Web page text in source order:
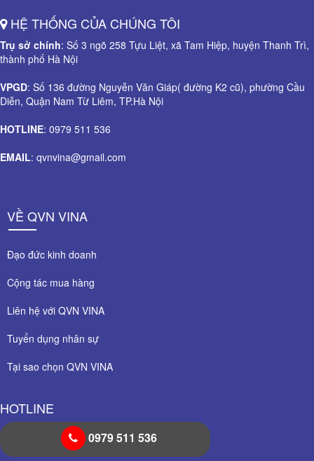
HỆ THỐNG CỦA CHÚNG TÔI
Trụ sở chính: Số 3 ngõ 258 Tựu Liệt, xã Tam Hiệp, huyện Thanh Trì,
thành phố Hà Nội
VPGD: Số 136 đường Nguyễn Văn Giáp( đường K2 cũ), phường Cầu
Diễn, Quận Nam Từ Liêm, TP.Hà Nội
HOTLINE: 0979 511 536
EMAIL: qvnvina@gmail.com
VỀ QVN VINA
Đạo đức kinh doanh
Cộng tác mua hàng
Liên hệ với QVN VINA
Tuyển dụng nhân sự
Tại sao chọn QVN VINA
HOTLINE
0979 511 536